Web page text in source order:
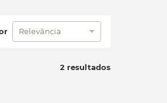
Relevância
2 resultados